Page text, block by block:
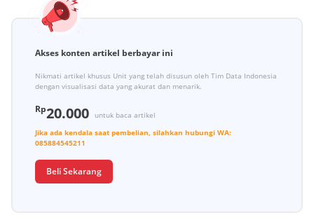
Akses konten artikel berbayar ini
Nikmati artikel khusus Unit yang telah disusun oleh Tim Data Indonesia
dengan visualisasi data yang akurat dan menarik.
Rp20.000
untuk baca artikel
Jika ada kendala saat pembelian, silahkan hubungi WA:
085884545211
Beli Sekarang